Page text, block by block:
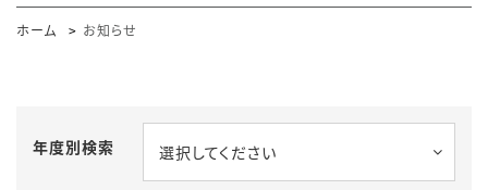
ホーム お知らせ
年度別検索 選択してください